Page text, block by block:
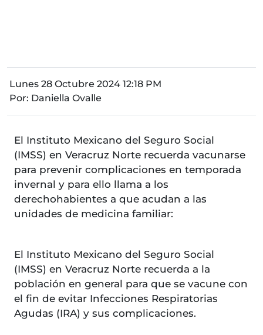
Lunes 28 Octubre 2024 12:18 PM
Por: Daniella Ovalle
El Instituto Mexicano del Seguro Social
(IMSS) en Veracruz Norte recuerda vacunarse
para prevenir complicaciones en temporada
invernal y para ello llama a los
derechohabientes a que acudan a las
unidades de medicina familiar:
El Instituto Mexicano del Seguro Social
(IMSS) en Veracruz Norte recuerda a la
población en general para que se vacune con
el fin de evitar Infecciones Respiratorias
Agudas (IRA) y sus complicaciones.